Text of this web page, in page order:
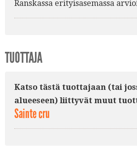
Ranskassa erityisasemassa
TUOTTAJA
Katso tästä tuottajaan (tai
alueeseen) liittyvät muut
Sainte cru